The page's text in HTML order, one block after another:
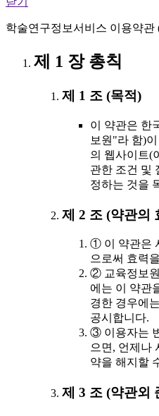
학술연구정보서비스 이용약관
제 1 장 총칙
제 1 조 (목적)
이 약관은 한
보원"라 함)
의 웹사이트(
관한 조건 및
정하는 것을
제 2 조 (약관의
① 이 약관은
으로써 효력
② 교육정보
에는 이 약관
경한 경우에
공시합니다.
③ 이용자는
으면, 언제나
약을 해지할
제 3 조 (약관외